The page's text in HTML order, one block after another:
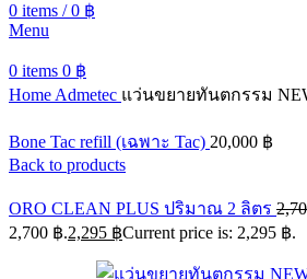
0 items / 0 ฿
Menu
0 items 0 ฿
Home Admetec แว่นขยายทันตกรรม
Bone Tac refill (เฉพาะ Tac) 20,000 ฿
Back to products
ORO CLEAN PLUS ปริมาณ 2 ลิตร
2,700 ฿.2,295 ฿Current price is: 2,295 ฿.